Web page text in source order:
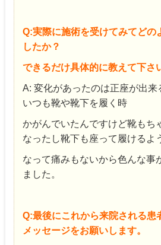
Q:実際に施術を受けてみてどの
したか？
できるだけ具体的に教えて下さ
A: 変化があったのは正座が出来
いつも靴や靴下を履く時
かがんでいたんですけど靴もち
なったし靴下も座って履けるよ
なって痛みもないから色んな事
ました。
Q:最後にこれから来院される患
メッセージをお願いします。